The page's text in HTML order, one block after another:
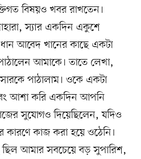
বিষয়ও খবর রাখতেন।
স্যার একদিন একুশে
আবেদ খানের কাছে একটা
আমাকে। তাতে লেখা,
পাঠালাম। ওকে একটা
আশা করি একদিন আপনি
সুযোগও দিয়েছিলেন, যদিও
কারণে কাজ করা হয়ে ওঠেনি।
ছিল আমার সবচেয়ে বড় সুপারিশ,